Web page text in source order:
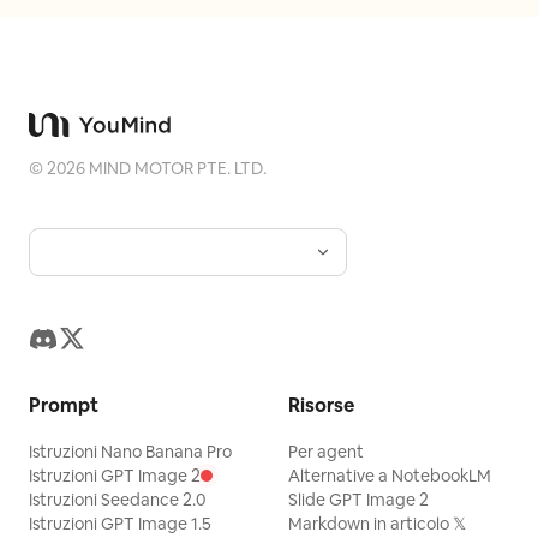
un ambiente profondamente
ombreggiato.", "priorities": "Texture
foglie/maglia, illuminazione
chiaroscurale e uno sfondo denso ma
"device_profile": "Digitale Medio
"Ritratto", "composition": "Ritratto a
"layout": "Il soggetto domina il centro,
avvolto strettamente nella struttura a
spirale, con un denso e ombroso archivio
©2026 MIND MOTOR PTE. LTD.
Prompt
Istruzioni Nano Banana Pro
Istruzioni GPT Image 2
Istruzioni Seedance 2.0
Istruzioni GPT Image 1.5
Risorse
Per agent
Alternative a NotebookLM
Slide GPT Image 2
Markdown in articolo 𝕏